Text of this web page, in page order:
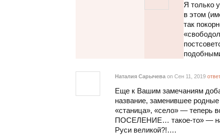
Я только
в этом
так
Наталия Сарычева on Сен 11, 2019
Еще к Вашим замечаниям
название, заменившее
«станица», «село» — теперь
ПОСЕЛЕНИЕ… такое-то» — на
Руси великой?!….